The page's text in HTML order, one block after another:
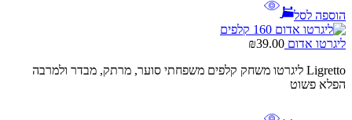
הוספה לסל
ליגרטו אדום ₪39.00
Ligretto ליגרטו משחק קלפים משפחתי סוער, מרתק, מבדר ולמרבה
הפלא פשוט